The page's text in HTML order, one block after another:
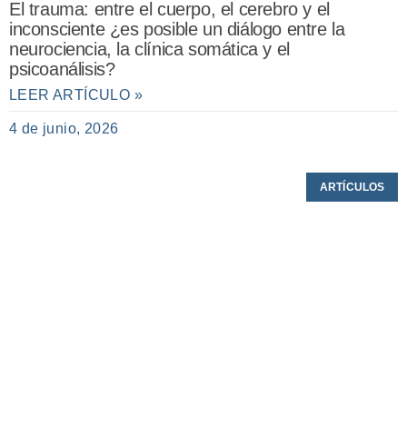
El trauma: entre el cuerpo, el cerebro y el
inconsciente ¿es posible un diálogo entre la
neurociencia, la clínica somática y el
psicoanálisis?
LEER ARTÍCULO »
4 de junio, 2026
ARTÍCULOS